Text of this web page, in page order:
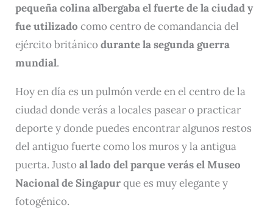
pequeña colina albergaba el fuerte de la ciudad y
fue utilizado como centro de comandancia del
ejército británicodurante la segunda guerra
mundial.
Hoy en día es un pulmón verde en el centro de la
ciudad donde verás a locales pasear o practicar
deporte y donde puedes encontrar algunos restos
del antiguo fuerte como los muros y la antigua
puerta. Justoal lado del parque verás el Museo
Nacional de Singapurque es muy elegante y
fotogénico.